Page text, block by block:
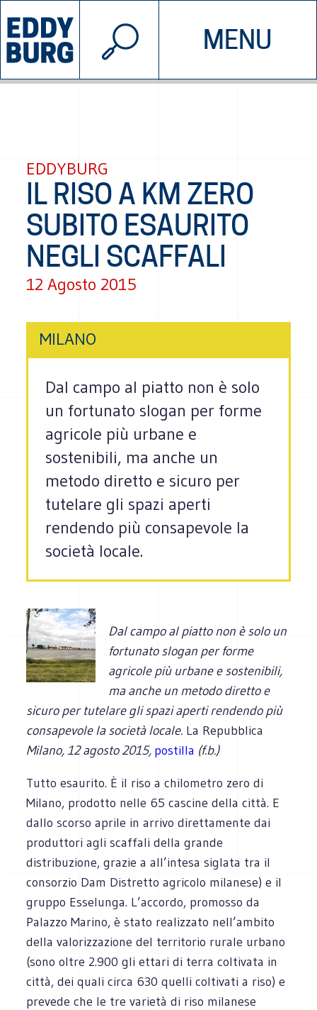
MENU
INIZIATIVE CHI SIAMO
© 2026 EDDYBURG
EDDYBURG
IL RISO A KM ZERO
SUBITO ESAURITO
NEGLI SCAFFALI
12 Agosto 2015
MILANO
Dal campo al piatto non è solo
un fortunato slogan per forme
agricole più urbane e
sostenibili, ma anche un
metodo diretto e sicuro per
tutelare gli spazi aperti
rendendo più consapevole la
società locale.
Dal campo al piatto non è solo un
fortunato slogan per forme
agricole più urbane e sostenibili,
ma anche un metodo diretto e
sicuro per tutelare gli spazi aperti rendendo più
consapevole la società locale. La Repubblica
Milano, 12 agosto 2015, postilla (f.b.)
Tutto esaurito. È il riso a chilometro zero di
Milano, prodotto nelle 65 cascine della città. E
dallo scorso aprile in arrivo direttamente dai
produttori agli scaffali della grande
distribuzione, grazie a all’intesa siglata tra il
consorzio Dam Distretto agricolo milanese) e il
gruppo Esselunga. L’accordo, promosso da
Palazzo Marino, è stato realizzato nell’ambito
della valorizzazione del territorio rurale urbano
(sono oltre 2.900 gli ettari di terra coltivata in
città, dei quali circa 630 quelli coltivati a riso) e
prevede che le tre varietà di riso milanese